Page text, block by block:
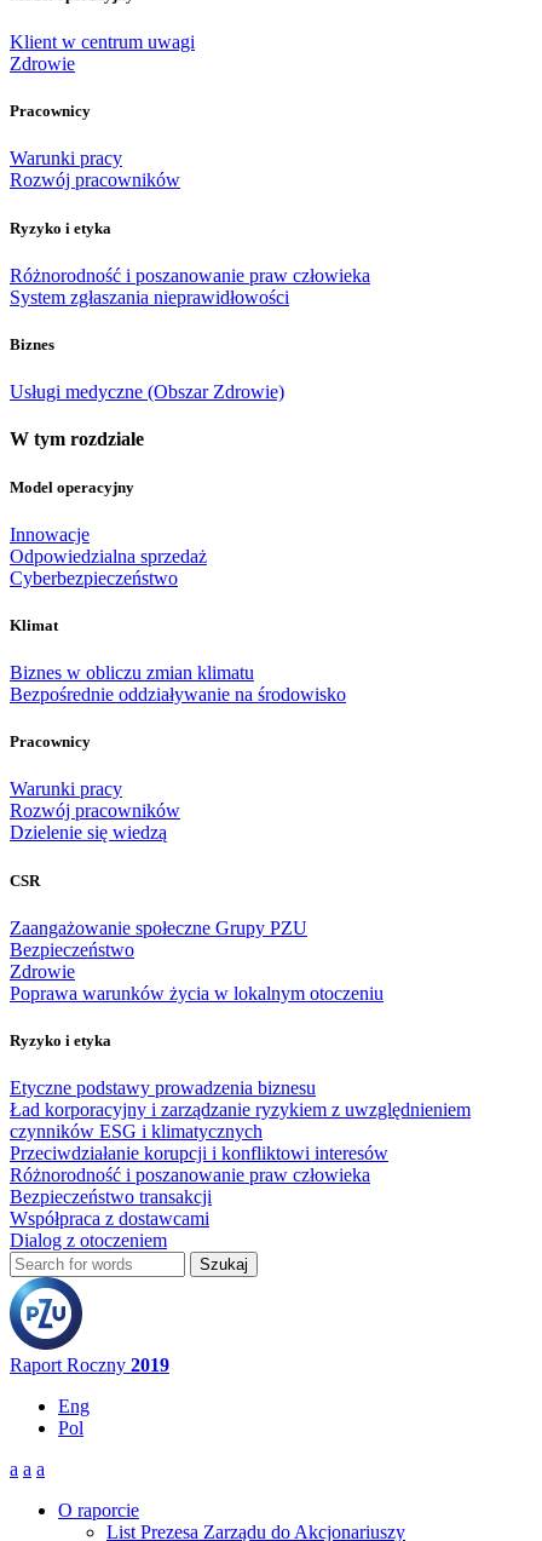
Klient w centrum uwagi
Zdrowie
Pracownicy
Warunki pracy
Rozwój pracowników
Ryzyko i etyka
Różnorodność i poszanowanie praw człowieka
System zgłaszania nieprawidłowości
Biznes
Usługi medyczne (Obszar Zdrowie)
W tym rozdziale
Model operacyjny
Innowacje
Odpowiedzialna sprzedaż
Cyberbezpieczeństwo
Klimat
Biznes w obliczu zmian klimatu
Bezpośrednie oddziaływanie na środowisko
Pracownicy
Warunki pracy
Rozwój pracowników
Dzielenie się wiedzą
CSR
Zaangażowanie społeczne Grupy PZU
Bezpieczeństwo
Zdrowie
Poprawa warunków życia w lokalnym otoczeniu
Ryzyko i etyka
Etyczne podstawy prowadzenia biznesu
Ład korporacyjny i zarządzanie ryzykiem z uwzględnieniem
czynników ESG i klimatycznych
Przeciwdziałanie korupcji i konfliktowi interesów
Różnorodność i poszanowanie praw człowieka
Bezpieczeństwo transakcji
Współpraca z dostawcami
Dialog z otoczeniem
Formularz wyszukiwania
Szukaj
Raport Roczny 2019
Eng
Pol
a a a
O raporcie
List Prezesa Zarządu do Akcjonariuszy